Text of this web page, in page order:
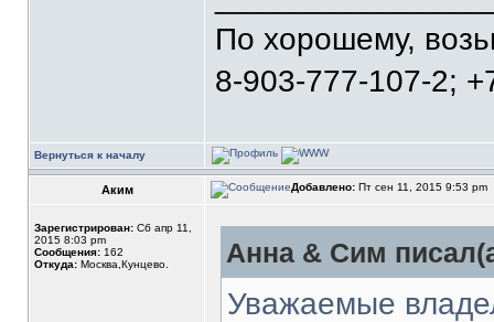
По хорошему,
8-903-777-107-2;
Вернуться к началу
Аким Добавлено: Пт сен 11, 2015 9:53 pm
Зарегистрирован: Сб апр 11,
2015 8:03 pm
Сообщения: 162
Откуда: Москва,Кунцево. Анна & Сим
Уважаемые